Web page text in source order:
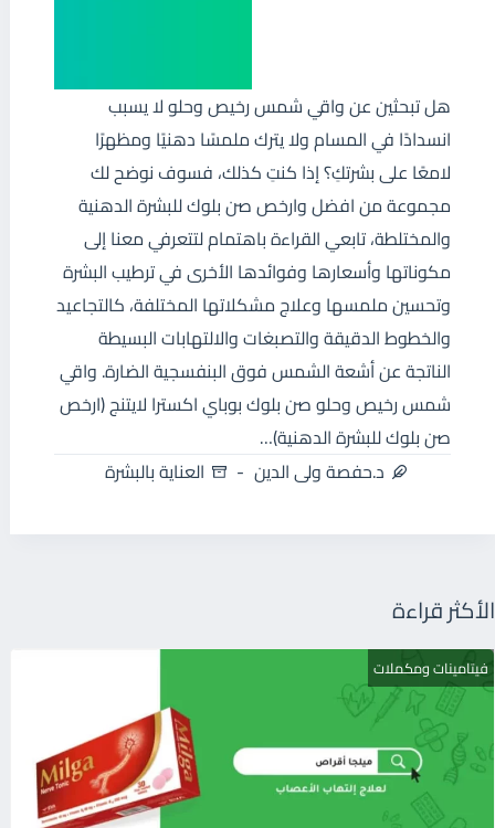
هل تبحثين عن واقي شمس رخيص وحلو لا يسبب
انسدادًا في المسام ولا يترك ملمسًا دهنيًا ومظهرًا
لامعًا على بشرتكِ؟ إذا كنتِ كذلك، فسوف نوضح لك
مجموعة من افضل وارخص صن بلوك للبشرة الدهنية
والمختلطة، تابعي القراءة باهتمام لتتعرفي معنا إلى
مكوناتها وأسعارها وفوائدها الأخرى في ترطيب البشرة
وتحسين ملمسها وعلاج مشكلاتها المختلفة، كالتجاعيد
والخطوط الدقيقة والتصبغات والالتهابات البسيطة
الناتجة عن أشعة الشمس فوق البنفسجية الضارة. واقي
شمس رخيص وحلو صن بلوك بوباي اكسترا لايتنج (ارخص
صن بلوك للبشرة الدهنية)…
د.حفصة ولى الدين
العناية بالبشرة
الأكثر قراءة
فيتامينات ومكملات